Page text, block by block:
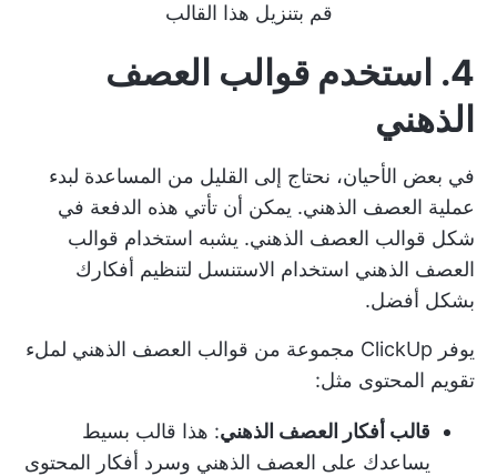
قم بتنزيل هذا القالب
4. استخدم قوالب العصف
الذهني
في بعض الأحيان، نحتاج إلى القليل من المساعدة لبدء
عملية العصف الذهني. يمكن أن تأتي هذه الدفعة في
شكل قوالب العصف الذهني. يشبه استخدام قوالب
العصف الذهني استخدام الاستنسل لتنظيم أفكارك
بشكل أفضل.
يوفر ClickUp مجموعة من قوالب العصف الذهني لملء
تقويم المحتوى مثل:
قالب أفكار العصف الذهني: هذا قالب بسيط
يساعدك على العصف الذهني وسرد أفكار المحتوى